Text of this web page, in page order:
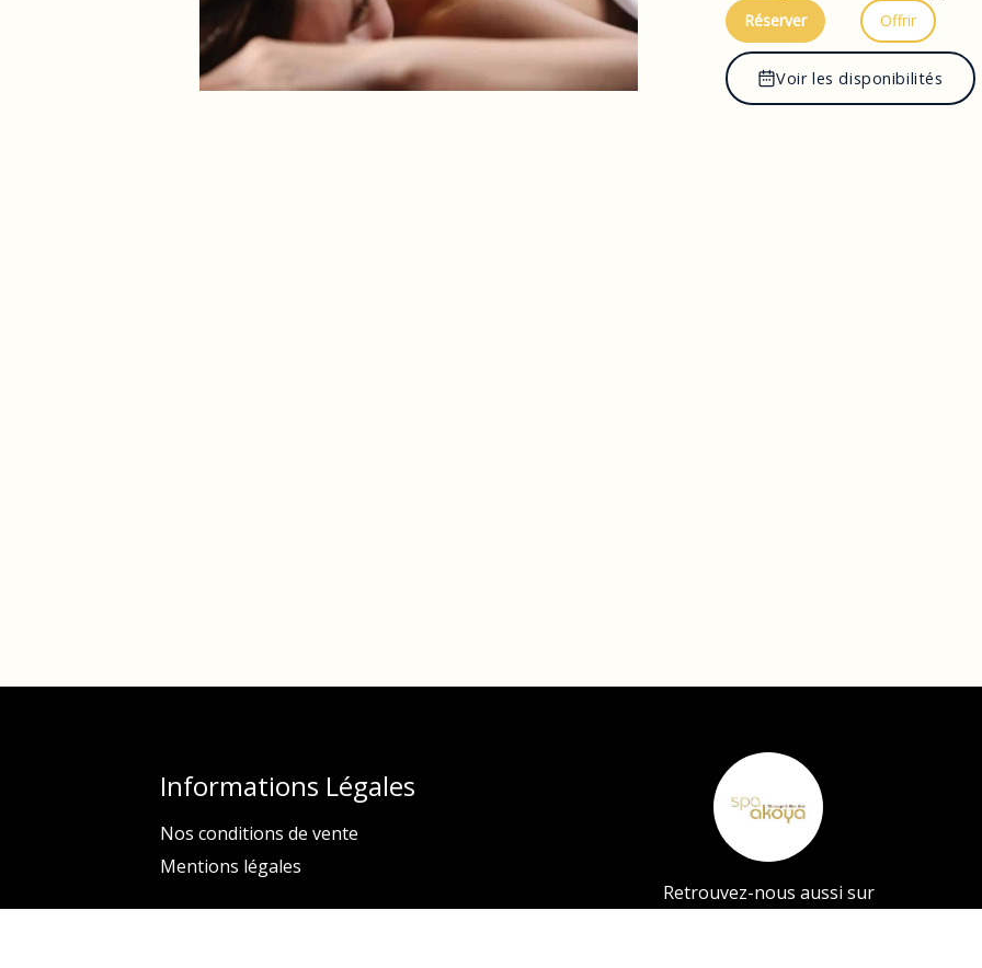
Réserver Offrir
Voir les disponibilités
Informations Légales
Nos conditions de vente
Mentions légales
Retrouvez-nous aussi sur